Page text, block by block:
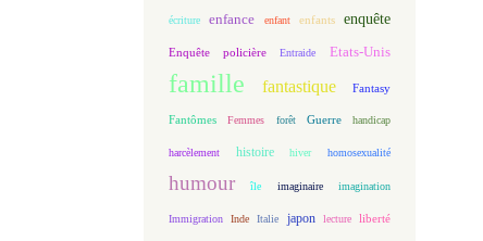
écriture enfance enfant enfants enquête
Enquête policière Entraide Etats-Unis
famille fantastique Fantasy
Fantômes Femmes forêt Guerre handicap
harcèlement histoire hiver homosexualité
humour île imaginaire imagination
Immigration Inde Italie japon lecture liberté